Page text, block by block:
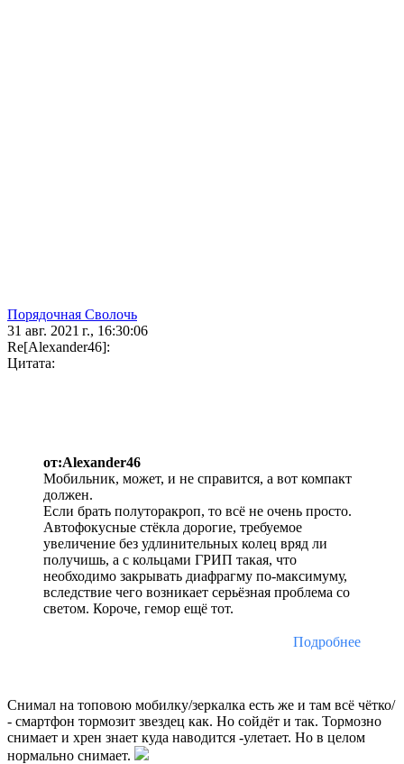
Порядочная Сволочь
31 авг. 2021 г., 16:30:06
Re[Alexander46]:
Цитата:
от:Alexander46
Мобильник, может, и не справится, а вот компакт
должен.
Если брать полуторакроп, то всё не очень просто.
Автофокусные стёкла дорогие, требуемое
увеличение без удлинительных колец вряд ли
получишь, а с кольцами ГРИП такая, что
необходимо закрывать диафрагму по-максимуму,
вследствие чего возникает серьёзная проблема со
светом. Короче, гемор ещё тот.
Подробнее
Снимал на топовою мобилку/зеркалка есть же и там всё чётко/
- смартфон тормозит звездец как. Но сойдёт и так. Тормозно
снимает и хрен знает куда наводится -улетает. Но в целом
нормально снимает.